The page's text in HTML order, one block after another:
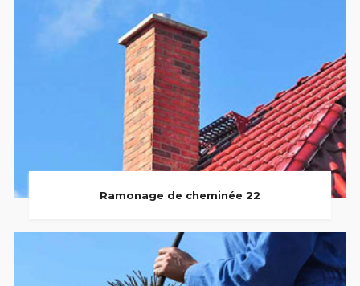
Ramonage de cheminée 22